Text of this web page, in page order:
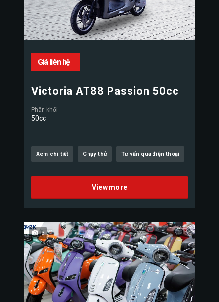
Giá liên hệ
Victoria AT88 Passion 50cc
Phân khối
50cc
Xem chi tiết Chạy thử Tư vấn qua điện thoại
View more
3